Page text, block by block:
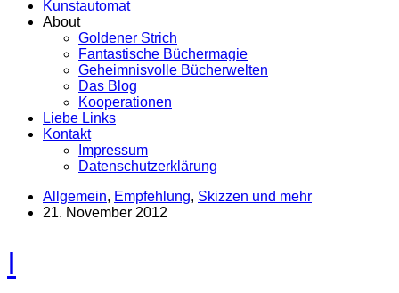
Kunstautomat
About
Goldener Strich
Fantastische Büchermagie
Geheimnisvolle Bücherwelten
Das Blog
Kooperationen
Liebe Links
Kontakt
Impressum
Datenschutzerklärung
Allgemein, Empfehlung, Skizzen und mehr
21. November 2012
I